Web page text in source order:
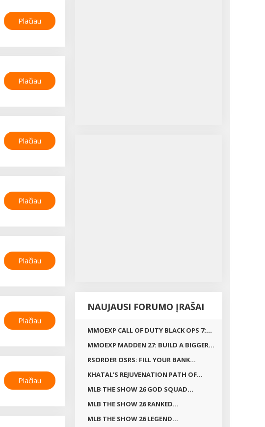
Plačiau
Plačiau
Plačiau
Plačiau
Plačiau
Plačiau
Plačiau
NAUJAUSI FORUMO ĮRAŠAI
MMOEXP CALL OF DUTY BLACK OPS 7:...
MMOEXP MADDEN 27: BUILD A BIGGER...
RSORDER OSRS: FILL YOUR BANK...
KHATAL'S REJUVENATION PATH OF...
MLB THE SHOW 26 GOD SQUAD...
MLB THE SHOW 26 RANKED...
MLB THE SHOW 26 LEGEND...